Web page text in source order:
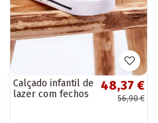
Calçado infantil de
lazer com fechos
48,37 €
56,90 €